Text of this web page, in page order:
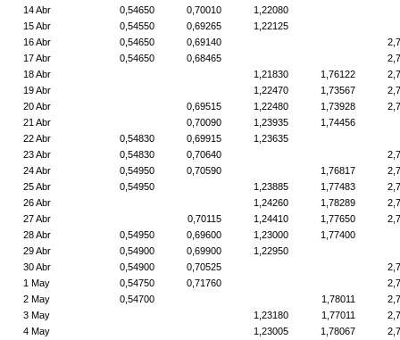
14 Abr
0,54650 0,70010
1,22080
15 Abr
0,54550 0,69265
1,22125
16 Abr
0,54650 0,69140
17 Abr
0,54650 0,68465
18 Abr
1,21830 1,76122
19 Abr
1,22470 1,73567
20 Abr
0,69515 1,22480 1,73928
21 Abr
0,70090 1,23935
1,74456
22 Abr
0,54830 0,69915
1,23635
23 Abr
0,54830 0,70640
24 Abr
0,54950 0,70590 1,76817
25 Abr
0,54950 1,23885 1,77483
26 Abr
1,24260 1,78289
27 Abr
0,70115 1,24410 1,77650
28 Abr
0,54950 0,69600 1,23000
1,77400
29 Abr
0,54900 0,69900
1,22950
30 Abr
0,54900 0,70525
1 May
0,54750 0,71760
2 May
0,54700 1,78011
3 May
1,23180 1,77011
4 May
1,23005 1,78067